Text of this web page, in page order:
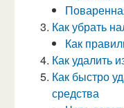
Как убрать
Как
Как удалить
Как быстро
средства